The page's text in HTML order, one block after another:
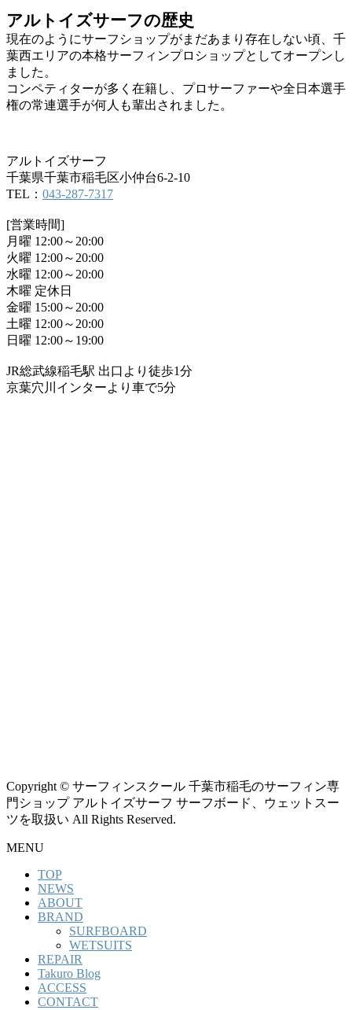
アルトイズサーフの歴史
現在のようにサーフショップがまだあまり存在しない頃、千
葉西エリアの本格サーフィンプロショップとしてオープンし
ました。
コンペティターが多く在籍し、プロサーファーや全日本選手
権の常連選手が何人も輩出されました。
アルトイズサーフ
千葉県千葉市稲毛区小仲台6-2-10
TEL： 043-287-7317
[営業時間]
月曜 12:00～20:00
火曜 12:00～20:00
水曜 12:00～20:00
木曜 定休日
金曜 15:00～20:00
土曜 12:00～20:00
日曜 12:00～19:00
JR総武線稲毛駅 出口より徒歩1分
京葉穴川インターより車で5分
Copyright © サーフィンスクール 千葉市稲毛のサーフィン専
門ショップ アルトイズサーフ サーフボード、ウェットスー
ツを取扱い All Rights Reserved.
MENU
TOP
NEWS
ABOUT
BRAND
SURFBOARD
WETSUITS
REPAIR
Takuro Blog
ACCESS
CONTACT